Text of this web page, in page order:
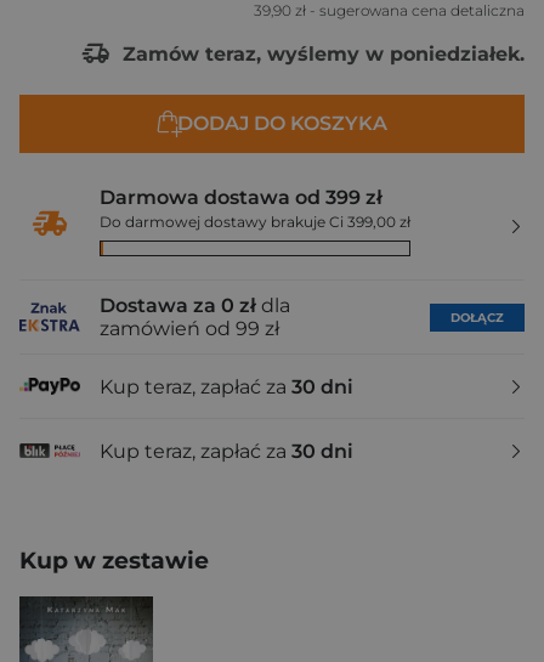
39,90 zł - sugerowana cena detaliczna
Zamów teraz, wyślemy w poniedziałek.
DODAJ DO KOSZYKA
Darmowa dostawa od 399 zł
Do darmowej dostawy brakuje Ci 399,00 zł
Dostawa za 0 zł dla
zamówień od 99 zł
DOŁĄCZ
Kup teraz, zapłać za 30 dni
Kup teraz, zapłać za 30 dni
Kup w zestawie